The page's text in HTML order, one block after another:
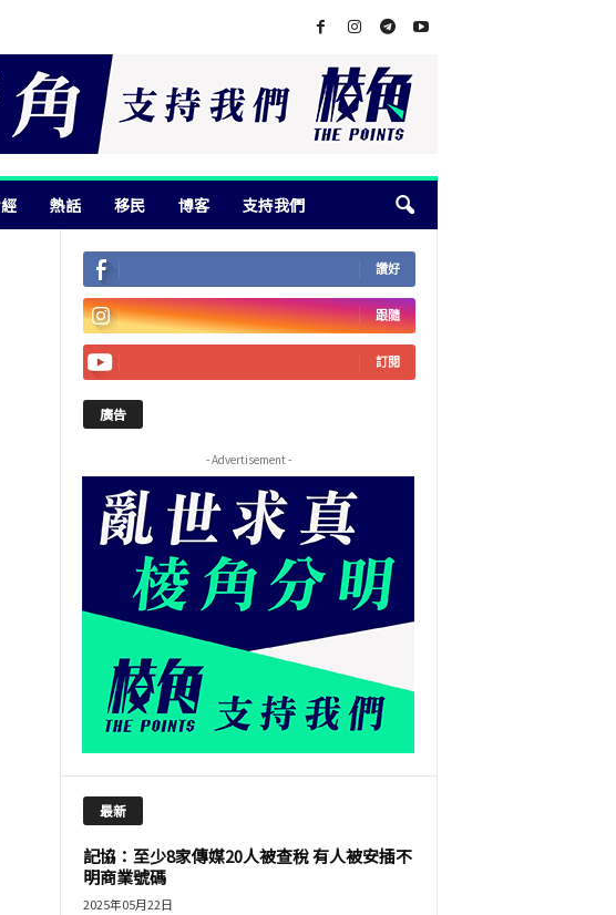
熱話 移民 博客 支持我們
讚好
跟隨
訂閱
廣告
- Advertisement -
最新
記協：至少8家傳媒20人被查稅 有人被安插不
明商業號碼
2025年05月22日